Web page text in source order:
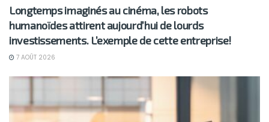
Longtemps imaginés au cinéma, les robots
humanoïdes attirent aujourd’hui de lourds
investissements. L’exemple de cette entreprise!
7 AOÛT 2026